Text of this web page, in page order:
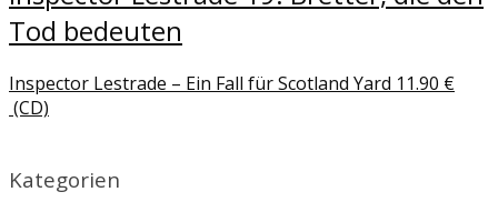
Tod bedeuten
Inspector Lestrade – Ein Fall für Scotland Yard 11.90 €
(CD)
Kategorien